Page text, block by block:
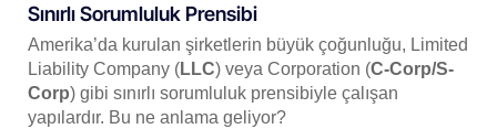
Sınırlı Sorumluluk Prensibi
Amerika’da kurulan şirketlerin büyük çoğunluğu, Limited
Liability Company (LLC) veya Corporation (C-Corp/S-
Corp) gibi sınırlı sorumluluk prensibiyle çalışan
yapılardır. Bu ne anlama geliyor?